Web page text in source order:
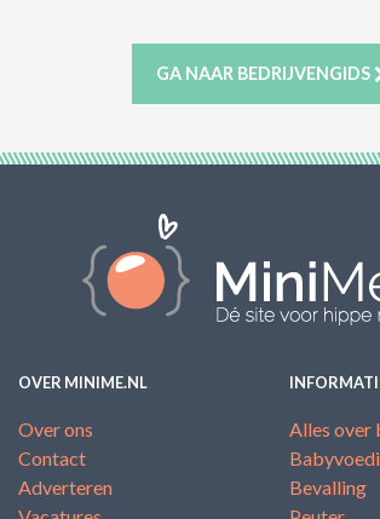
GA NAAR BEDRIJVENGIDS
OVER MINIME.NL
Over ons
Contact
Adverteren
Alles over
Bevalling